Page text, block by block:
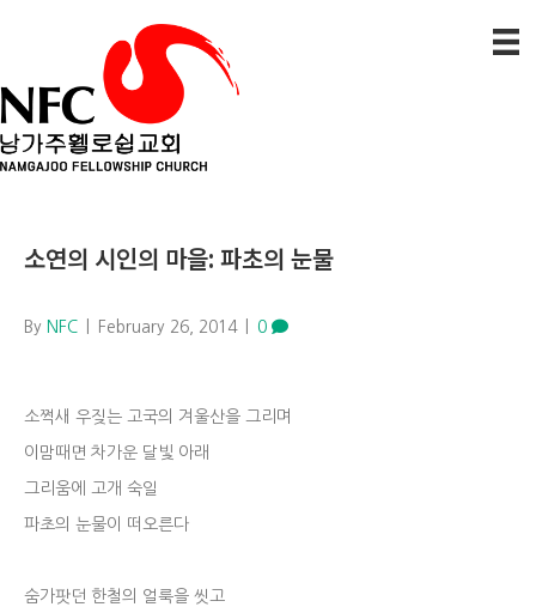
소연의 시인의 마을: 파초의 눈물
By NFC February 26, 2014 0
소쩍새 우짖는 고국의 겨울산을 그리며
이맘때면 차가운 달빛 아래
그리움에 고개 숙일
파초의 눈물이 떠오른다
숨가팟던 한철의 얼룩을 씻고